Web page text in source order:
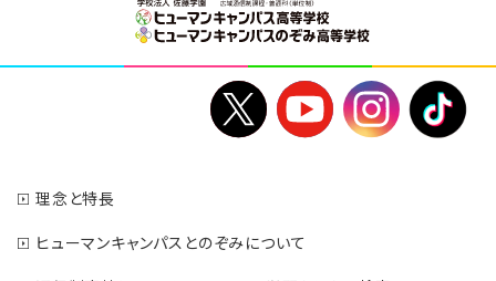
理念と特長
ヒューマンキャンパスとのぞみについて